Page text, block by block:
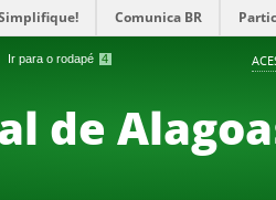
Ir para o rodapé 4
Comunica BR
de